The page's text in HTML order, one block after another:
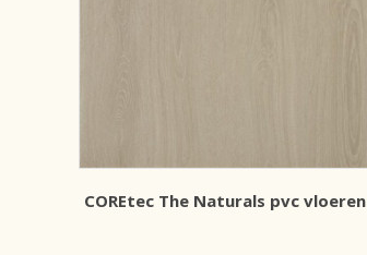
COREtec The Naturals pvc vloeren